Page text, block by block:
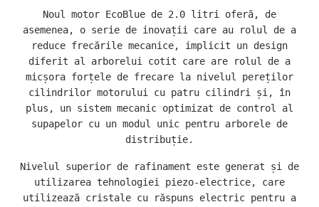
Noul motor EcoBlue de 2.0 litri oferă, de
asemenea, o serie de inovații care au rolul de a
reduce frecările mecanice, implicit un design
diferit al arborelui cotit care are rolul de a
micșora forțele de frecare la nivelul pereților
cilindrilor motorului cu patru cilindri și, în
plus, un sistem mecanic optimizat de control al
supapelor cu un modul unic pentru arborele de
distribuție.
Nivelul superior de rafinament este generat și de
utilizarea tehnologiei piezo-electrice, care
utilizează cristale cu răspuns electric pentru a